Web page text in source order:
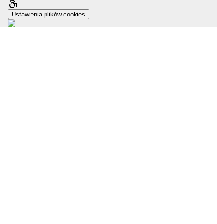
Ustawienia plików cookies